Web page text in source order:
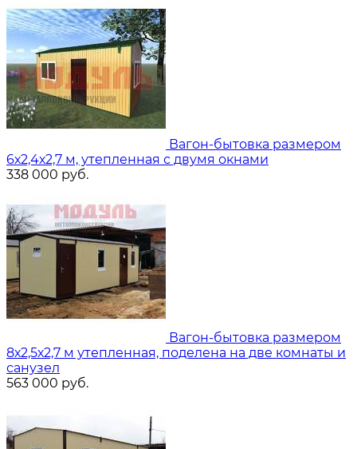
Вагон-бытовка размером
6х2,4х2,7 м, утепленная с двумя окнами
338 000 руб.
Вагон-бытовка размером
8х2,5х2,7 м утепленная, поделена на две комнаты и
санузел
563 000 руб.